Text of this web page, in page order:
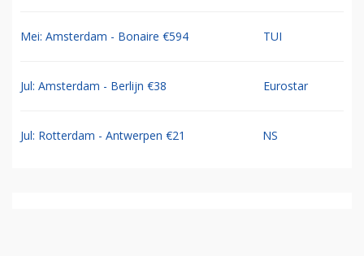
Mei: Amsterdam - Bonaire €594 TUI
Jul: Amsterdam - Berlijn €38 Eurostar
Jul: Rotterdam - Antwerpen €21 NS